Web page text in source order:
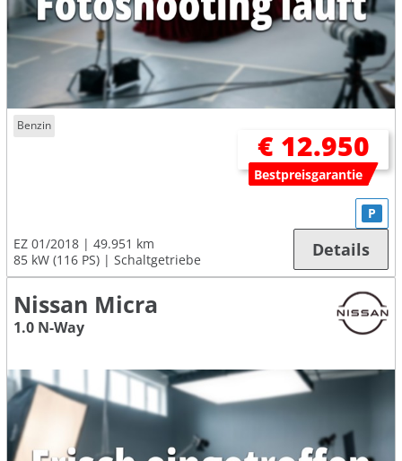
Benzin
€ 12.950
Bestpreisgarantie
EZ 01/2018
49.951 km
85 kW (116 PS)
Schaltgetriebe
P
Details
Nissan Micra
1.0 N-Way